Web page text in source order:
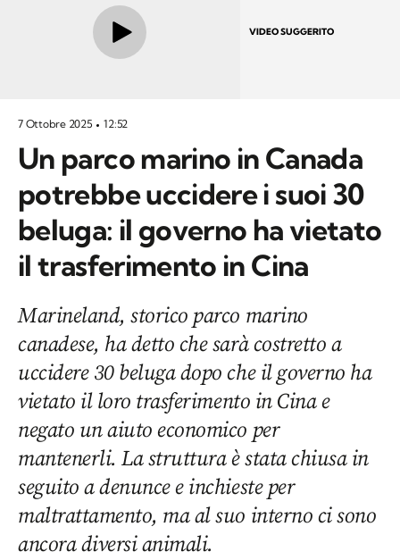
VIDEO SUGGERITO
7 Ottobre 2025 12:52
Un parco marino in Canada
potrebbe uccidere i suoi 30
beluga: il governo ha vietato
il trasferimento in Cina
Marineland, storico parco marino
canadese, ha detto che sarà costretto a
uccidere 30 beluga dopo che il governo ha
vietato il loro trasferimento in Cina e
negato un aiuto economico per
mantenerli. La struttura è stata chiusa in
seguito a denunce e inchieste per
maltrattamento, ma al suo interno ci sono
ancora diversi animali.